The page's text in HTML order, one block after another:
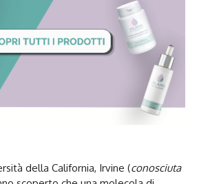
della California, Irvine (conosciuta